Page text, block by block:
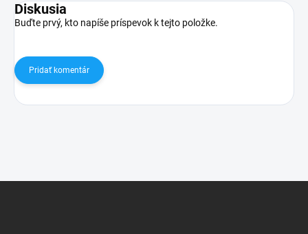
Diskusia
Buďte prvý, kto napíše príspevok k tejto položke.
Pridať komentár